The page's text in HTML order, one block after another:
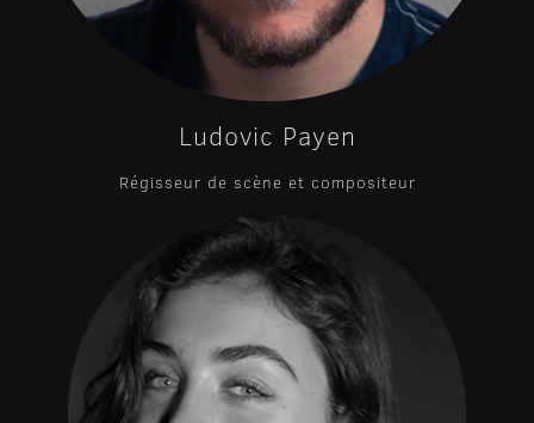
Ludovic Payen
Régisseur de scène et compositeur